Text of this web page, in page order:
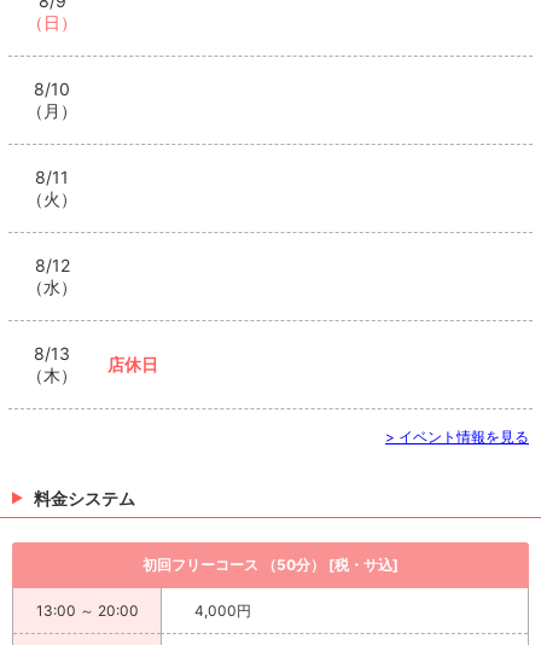
（日）
8/10
（月）
8/11
（火）
8/12
（水）
8/13
（木）
店休日
> イベント情報を見る
料金システム
初回フリーコース （50分） [税・サ込]
13:00 ～ 20:00 4,000円